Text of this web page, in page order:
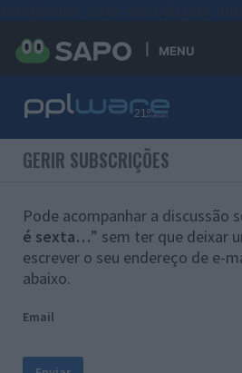
MENU
GERIR SUBSCRIÇÕES
Pode acompanhar a discussão
é sexta…” sem ter que deixar
escrever o seu endereço de e-
abaixo.
Email